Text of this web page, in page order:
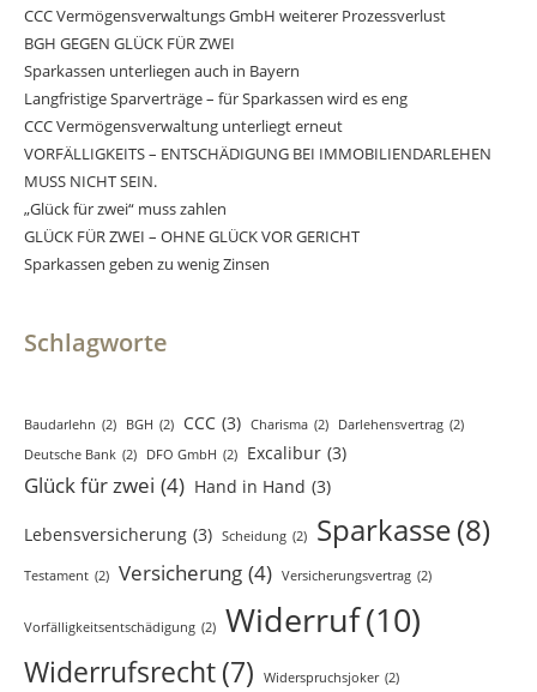
CCC Vermögensverwaltungs GmbH weiterer Prozessverlust
BGH GEGEN GLÜCK FÜR ZWEI
Sparkassen unterliegen auch in Bayern
Langfristige Sparverträge – für Sparkassen wird es eng
CCC Vermögensverwaltung unterliegt erneut
VORFÄLLIGKEITS – ENTSCHÄDIGUNG BEI IMMOBILIENDARLEHEN
MUSS NICHT SEIN.
„Glück für zwei“ muss zahlen
GLÜCK FÜR ZWEI – OHNE GLÜCK VOR GERICHT
Sparkassen geben zu wenig Zinsen
Schlagworte
Baudarlehn (2) BGH (2) CCC (3) Charisma (2) Darlehensvertrag (2)
Deutsche Bank (2) DFO GmbH (2) Excalibur (3)
Glück für zwei (4) Hand in Hand (3)
Lebensversicherung (3) Scheidung (2) Sparkasse(8)
Testament (2) Versicherung (4) Versicherungsvertrag (2)
Vorfälligkeitsentschädigung (2) Widerruf(10)
Widerrufsrecht(7) Widerspruchsjoker (2)